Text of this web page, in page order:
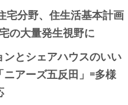
宅分野、住生活基本計画
の大量発生視野に
とシェアハウスのいい
アーズ五反田」=多様